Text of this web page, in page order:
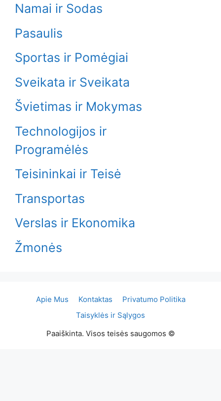
Namai ir Sodas
Pasaulis
Sportas ir Pomėgiai
Sveikata ir Sveikata
Švietimas ir Mokymas
Technologijos ir
Programėlės
Teisininkai ir Teisė
Transportas
Verslas ir Ekonomika
Žmonės
Apie Mus Kontaktas
Privatumo Politika
Taisyklės ir Sąlygos
Paaiškinta. Visos teisės saugomos ©